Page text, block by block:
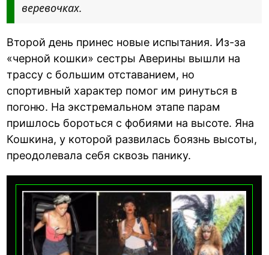
веревочках.
Второй день принес новые испытания. Из-за
«черной кошки» сестры Аверины вышли на
трассу с большим отставанием, но
спортивный характер помог им ринуться в
погоню. На экстремальном этапе парам
пришлось бороться с фобиями на высоте. Яна
Кошкина, у которой развилась боязнь высоты,
преодолевала себя сквозь панику.